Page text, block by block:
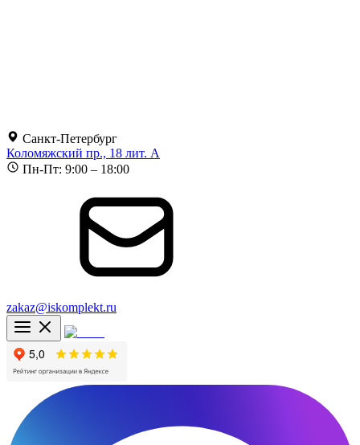
Санкт-Петербург
Коломяжский пр., 18 лит. А
Пн-Пт: 9:00 – 18:00
zakaz@iskomplekt.ru